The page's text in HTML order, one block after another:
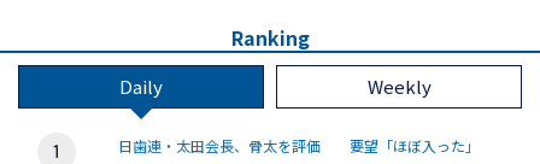
Ranking
Daily Weekly
日歯連・太田会長、骨太を評価 要望「ほぼ入った」